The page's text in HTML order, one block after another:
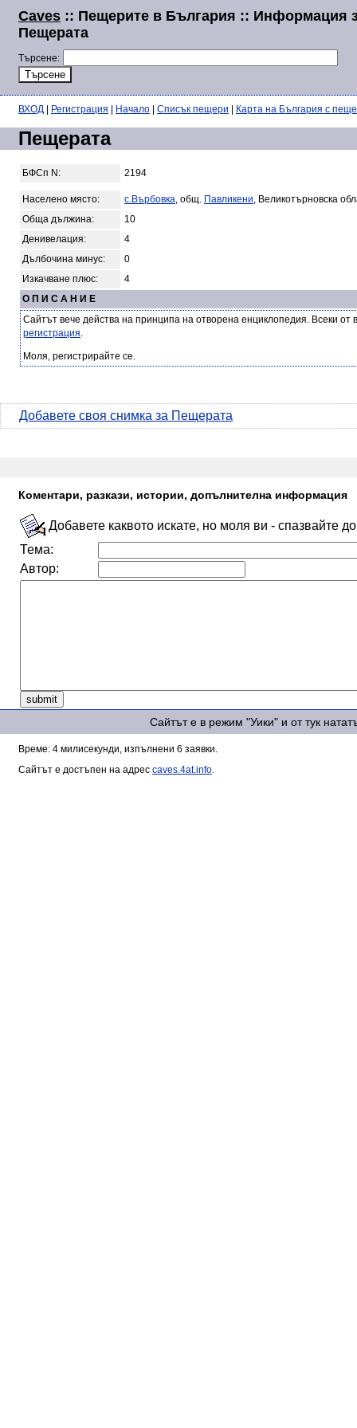
Caves :: Пещерите в България :: Информация
Пещерата
Търсене:
ВХОД Регистрация Начало Списък пещери Карта на България с
Пещерата
БФСп N: 2194
Населено място: с.Върбовка, общ. Павликени, Великотърновска
Обща дължина:
10
Денивелация:
4
Дълбочина минус:
0
Изкачване плюс:
4
О П И С А Н И Е
Сайтът вече действа на принципа на отворена енциклопедия. Всеки
регистрация.
Моля, регистрирайте се.
Добавете своя снимка за Пещерата
Коментари, разкази, истории, допълнителна информация
Добавете каквото искате, но моля ви - спазвайте
Тема:
Автор:
Сайтът е в режим "Уики" и от тук
Време: 4 милисекунди, изпълнени 6 заявки.
Сайтът е достъпен на адрес caves.4at.info.